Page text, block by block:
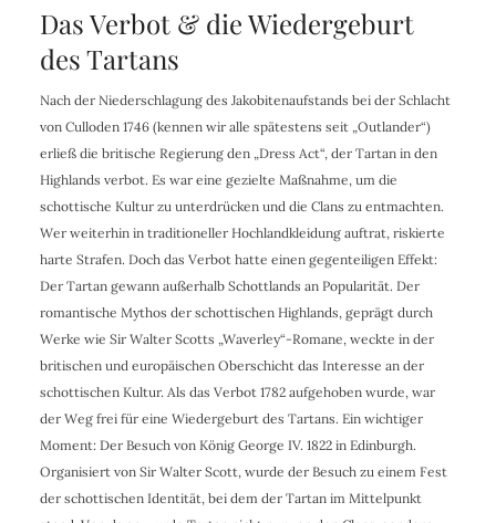
Das Verbot & die Wiedergeburt
des Tartans
Nach der Niederschlagung des Jakobitenaufstands bei der Schlacht
von Culloden 1746 (kennen wir alle spätestens seit „Outlander“)
erließ die britische Regierung den „Dress Act“, der Tartan in den
Highlands verbot. Es war eine gezielte Maßnahme, um die
schottische Kultur zu unterdrücken und die Clans zu entmachten.
Wer weiterhin in traditioneller Hochlandkleidung auftrat, riskierte
harte Strafen. Doch das Verbot hatte einen gegenteiligen Effekt:
Der Tartan gewann außerhalb Schottlands an Popularität. Der
romantische Mythos der schottischen Highlands, geprägt durch
Werke wie Sir Walter Scotts „Waverley“-Romane, weckte in der
britischen und europäischen Oberschicht das Interesse an der
schottischen Kultur. Als das Verbot 1782 aufgehoben wurde, war
der Weg frei für eine Wiedergeburt des Tartans. Ein wichtiger
Moment: Der Besuch von König George IV. 1822 in Edinburgh.
Organisiert von Sir Walter Scott, wurde der Besuch zu einem Fest
der schottischen Identität, bei dem der Tartan im Mittelpunkt